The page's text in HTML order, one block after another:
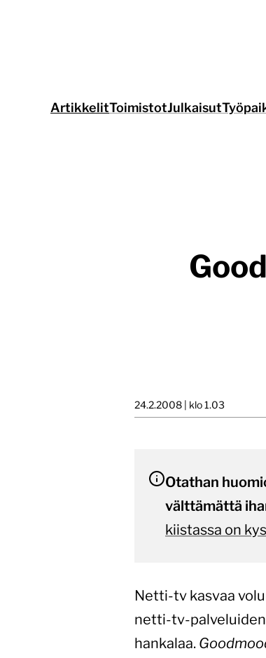
ArtikkelitToimistotJulkaisut
24.2.2008 | klo 1.03
Otathan
välttämättä
kiistassa on
Netti-tv kasvaa
netti-tv-
hankalaa.